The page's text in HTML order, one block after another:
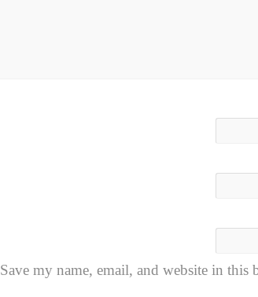
Save my name, email, and website in this